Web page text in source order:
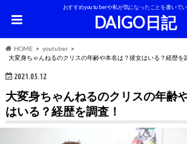
おすすめyoutuberや私が気になったことを書いてい
DAIGO日記
HOME
youtuber
大変身ちゃんねるのクリスの年齢や本名は？彼女はいる？経歴を
2021.05.12
大変身ちゃんねるのクリスの年齢
はいる？経歴を調査！